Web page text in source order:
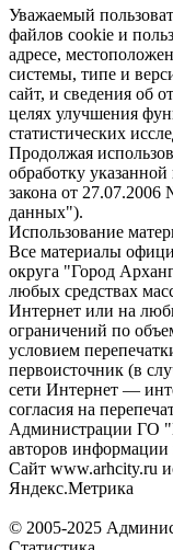
Уважаемый
файлов cookie и
адресе,
системы, типе и
сайт, и сведения об
целях улучшения
статистических
Продолжая
обработку
закона от
данных").
Использование
Все материалы
округа "Город
любых средствах
Интернет или на
ограничений по
условием
первоисточник (в
сети Интернет —
согласия на
Администрации ГО
авторов информации
Сайт www.arhcity.ru
Яндекс.Метрика
© 2005-2025